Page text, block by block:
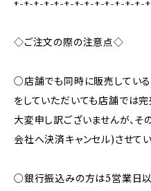
+-+-+-+-+-+-+-+-+-+-+-+-+-
◇ご注文の際の注意点◇
○店舗でも同時に販売している
をしていただいても店舗では完
大変申し訳ございませんが、
会社へ決済キャンセル)させてい
○銀行振込みの方は5営業日以